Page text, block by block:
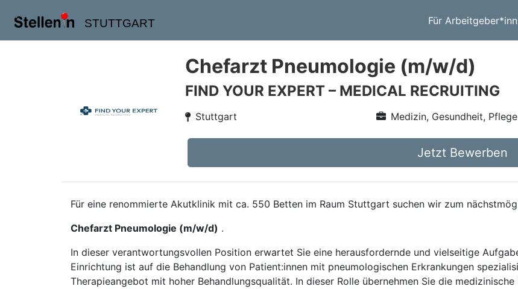
STUTTGART Für
Chefarzt Pneumologie (m/w/d)
FIND YOUR EXPERT – MEDICAL RECRUITING
Stuttgart Medizin, Gesundheit, Pflege
Jetzt Bewerben
Für eine renommierte Akutklinik mit ca. 550 Betten im Raum Stuttgart suchen wir zum
Chefarzt Pneumologie (m/w/d) .
In dieser verantwortungsvollen Position erwartet Sie eine herausfordernde und vielseitige
Einrichtung ist auf die Behandlung von Patient:innen mit pneumologischen Erkrankungen
Therapieangebot mit hoher Behandlungsqualität. In dieser Rolle übernehmen Sie die